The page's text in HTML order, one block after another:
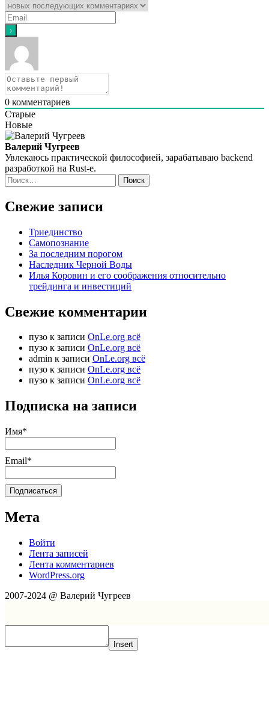
0 комментариев
Старые
Новые
Валерий Чугреев
Увлекаюсь практической философией, зарабатываю backend
разработкой на Rust‑е.
Найти:
Свежие записи
Триединство
Самопознание
За последним порогом
Наследник Черной Воды
Илья Коровин и его соображения относительно
трейдинга и инвестиций
Свежие комментарии
пузо к записи OnLe.org всё
пузо к записи OnLe.org всё
admin к записи OnLe.org всё
пузо к записи OnLe.org всё
пузо к записи OnLe.org всё
Подписка на записи
Имя*
Email*
Мета
Войти
Лента записей
Лента комментариев
WordPress.org
2007-2024 @ Валерий Чугреев
Insert